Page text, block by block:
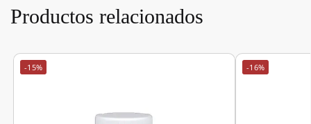
Productos relacionados
-15% -16%